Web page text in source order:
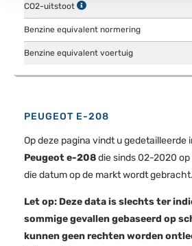
personaliseren, om functies voor
informatie over uw gebruik van
partners voor social media,
partners kunnen deze gegevens
CO2-uitstoot
Benzine equivalent normering
Benzine equivalent voertuig
PEUGEOT E-208
Op deze pagina vindt u gedetailleerde
Peugeot e-208die sinds 02-2020
die datum op de markt wordt gebracht.
Let op: Deze data is slechts ter
sommige gevallen gebaseerd op
kunnen geen rechten worden